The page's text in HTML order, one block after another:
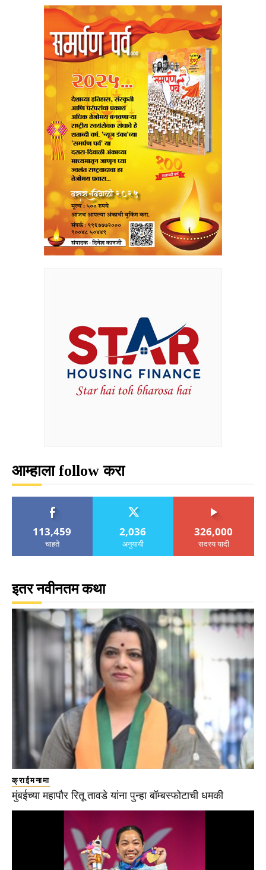
आम्हाला follow करा
113,459
चाहते
2,036
अनुयायी
326,000
सदस्य यादी
इतर नवीनतम कथा
क्राईमनामा
मुंबईच्या महापौर रितू तावडे यांना पुन्हा बॉम्बस्फोटाची धमकी